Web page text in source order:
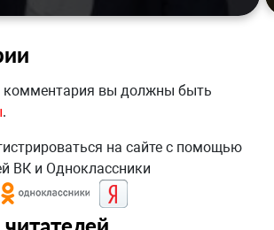
комментария вы должны быть
.
на сайте с помощью
ВК и Одноклассники